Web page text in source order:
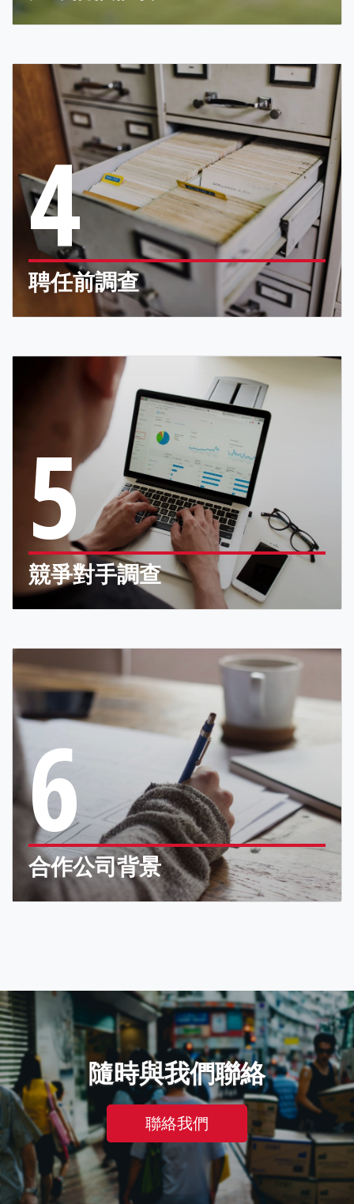
4
聘任前調查
5
競爭對手調查
6
合作公司背景
隨時與我們聯絡
聯絡我們